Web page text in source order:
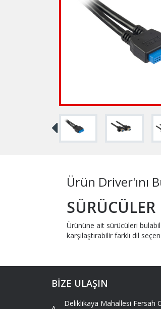
Ürün Driver'ını
SÜRÜCÜLER
Ürününe ait sürücüleri
karşılaştırabilir farklı dil
BİZE ULAŞIN
Deliklikaya Mahallesi Fersah